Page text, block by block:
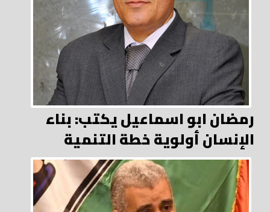
رمضان ابو اسماعيل يكتب: بناء
الإنسان أولوية خطة التنمية